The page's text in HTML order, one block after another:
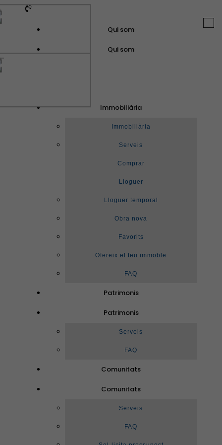
Qui som
Qui som
Immobiliària
Immobiliària
Serveis
Comprar
Lloguer
Lloguer temporal
Obra nova
Favorits
Ofereix el teu immoble
FAQ
Patrimonis
Patrimonis
Serveis
FAQ
Comunitats
Comunitats
Serveis
FAQ